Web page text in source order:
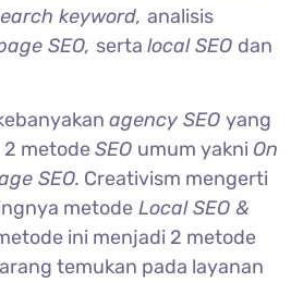
keyword,analisis
SEO, sertalocal SEO dan
agency SEOyang
2 metodeSEO umum yakni On
SEO. Creativism mengerti
metode Local SEO &
ini menjadi 2 metode
temukan pada layanan